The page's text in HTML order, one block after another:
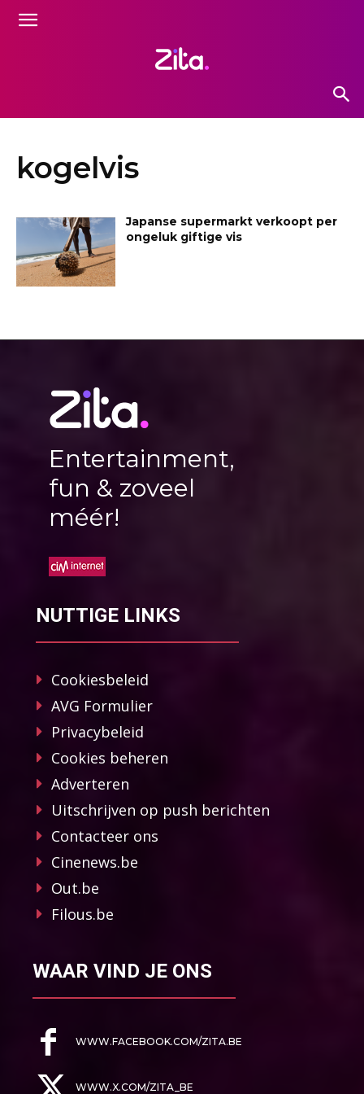
kogelvis
Japanse supermarkt verkoopt per
ongeluk giftige vis
Entertainment,
fun & zoveel
méér!
NUTTIGE LINKS
Cookiesbeleid
AVG Formulier
Privacybeleid
Cookies beheren
Adverteren
Uitschrijven op push berichten
Contacteer ons
Cinenews.be
Out.be
Filous.be
WAAR VIND JE ONS
WWW.FACEBOOK.COM/ZITA.BE
WWW.X.COM/ZITA_BE